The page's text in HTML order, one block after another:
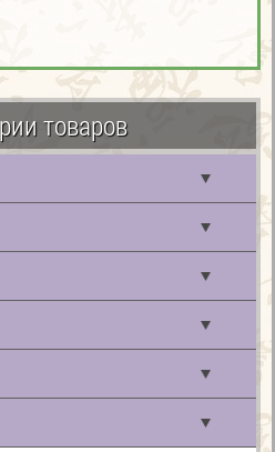
товаров